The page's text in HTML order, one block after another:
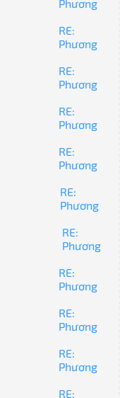
Phương
RE:
Phương
RE:
Phương
RE:
Phương
RE:
Phương
RE:
Phương
RE:
Phương
RE:
Phương
RE:
Phương
RE:
Phương
RE: